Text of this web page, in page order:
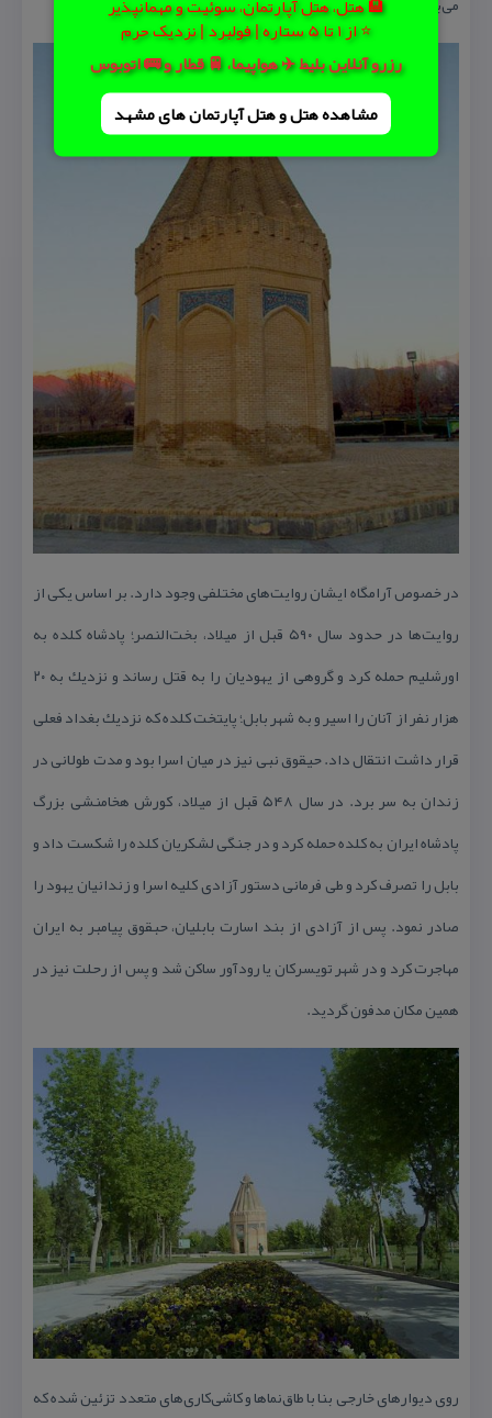
⭐ از 1 تا 5 ستاره | فولبرد | نزدیک حرم
رزرو آنلاین بلیط ✈️ هواپیما، 🚆 قطار و 🚌 اتوبوس
مشاهده هتل و هتل‌ آپارتمان های مشهد
در خصوص آرامگاه ایشان روایت‌های مختلفی وجود دارد. بر اساس یكی از
روایت‌ها در حدود سال ۵۹۰ قبل از میلاد، بخت‌‌النصر؛ پادشاه كلده به
اورشلیم حمله كرد و گروهی از یهودیان را به قتل رساند و نزدیك به ۲۰
هزار نفر از آنان را اسیر و به شهر بابل؛ پایتخت كلده كه نزدیك بغداد فعلی
قرار داشت انتقال داد. حیقوق نبی نیز در میان اسرا بود و مدت طولانی در
زندان به سر برد. در سال ۵۴۸ قبل از میلاد، كورش هخامنشی بزرگ
پادشاه ایران به كلده حمله كرد و در جنگی لشكریان كلده را شكست داد و
بابل را تصرف كرد و طی فرمانی دستور آزادی كلیه اسرا و زندانیان یهود را
صادر نمود. پس از آزادی از بند اسارت بابلیان، حبقوق پیامبر به ایران
مهاجرت كرد و در شهر تویسركان یا رودآور ساكن شد و پس از رحلت نیز در
همین مكان مدفون گردید.
روی دیوارهای خارجی بنا با طاق‌نماها و كاشی‌كاری‌های متعدد تزئین شده كه